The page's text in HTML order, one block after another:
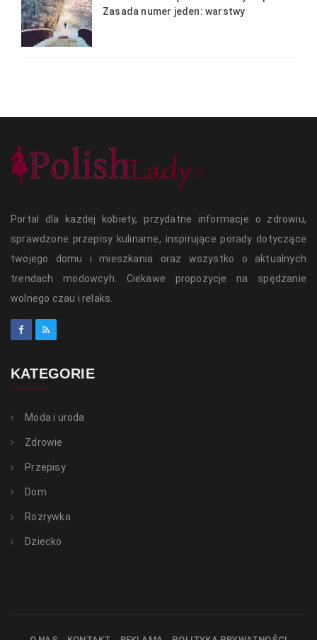
Zasada numer jeden: warstwy
Portal dla każdej kobiety, przydatne informacje o zdrowiu,
sprawdzone przepisy kulinarne, inspirujące porady dotyczące
twojego domu i mieszkania oraz wszystko o aktualnych
trendach modowcyh. Ciekawe propozycje na spędzanie
wolnego czau i relaks.
KATEGORIE
Moda i uroda
Zdrowie
Przepisy
Dom
Rozrywka
Dziecko